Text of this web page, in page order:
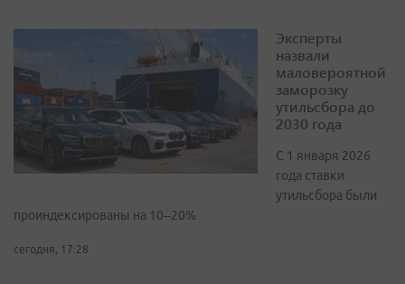
Эксперты
назвали
маловероятной
заморозку
утильсбора до
2030 года
С 1 января 2026
года ставки
утильсбора были
проиндексированы на 10–20%
сегодня, 17:28